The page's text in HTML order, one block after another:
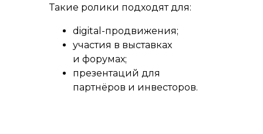
Такие ролики подходят для:
digital-продвижения;
участия в выставках
и форумах;
презентаций для
партнёров и инвесторов.